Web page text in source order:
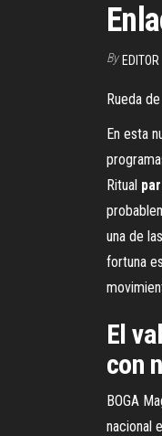
By EDITOR
Rueda
En esta
Ritual
una de
fortuna
El
con
BOGA
nacional